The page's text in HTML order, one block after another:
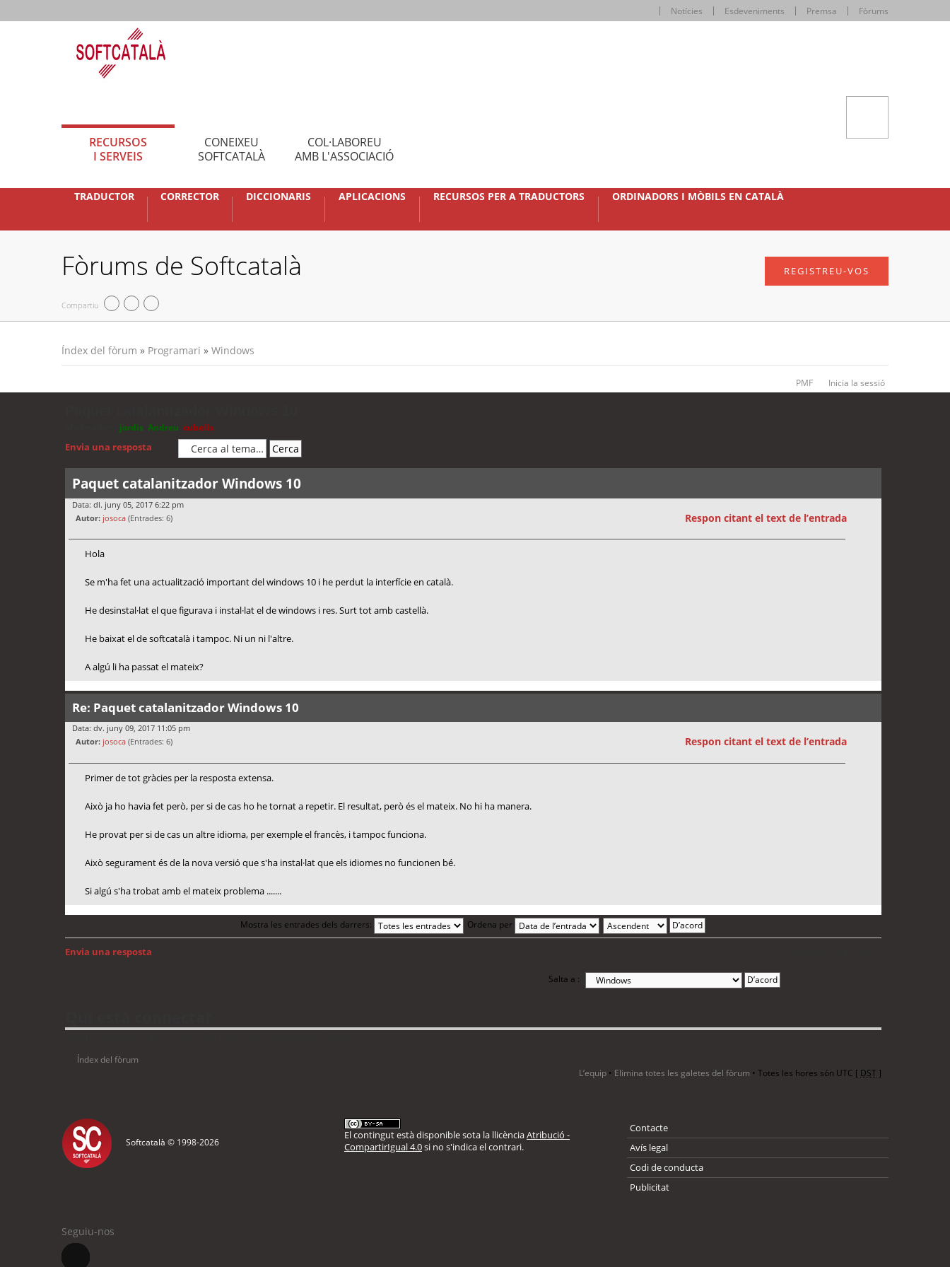
Notícies Esdeveniments Premsa Fòrums
RECURSOS
I SERVEIS
CONEIXEU
SOFTCATALÀ
COL·LABOREU
AMB L'ASSOCIACIÓ
TRADUCTOR CORRECTOR DICCIONARIS APLICACIONS RECURSOS PER A TRADUCTORS ORDINADORS I MÒBILS EN CATALÀ
Fòrums de Softcatalà
Compartiu
REGISTREU-VOS
Índex del fòrum » Programari » Windows
PMF Inicia la sessió
jordis Andreu cubells
Envia una resposta
Paquet catalanitzador Windows 10
Data: dl. juny 05, 2017 6:22 pm
Autor: josoca (Entrades: 6) Respon citant el text de l’entrada
Hola
Se m'ha fet una actualització important del windows 10 i he perdut la interfície en català.
He desinstal·lat el que figurava i instal·lat el de windows i res. Surt tot amb castellà.
He baixat el de softcatalà i tampoc. Ni un ni l'altre.
A algú li ha passat el mateix?
Re: Paquet catalanitzador Windows 10
Data: dv. juny 09, 2017 11:05 pm
Autor: josoca (Entrades: 6) Respon citant el text de l’entrada
Primer de tot gràcies per la resposta extensa.
Això ja ho havia fet però, per si de cas ho he tornat a repetir. El resultat, però és el mateix. No hi ha manera.
He provat per si de cas un altre idioma, per exemple el francès, i tampoc funciona.
Això segurament és de la nova versió que s'ha instal·lat que els idiomes no funcionen bé.
Si algú s'ha trobat amb el mateix problema .......
Mostra les entrades dels darrers: Ordena per
Envia una resposta
Salta a :
Índex del fòrum
L’equip • Elimina totes les galetes del fòrum • Totes les hores són UTC [ DST]
Softcatalà © 1998-2026
El contingut està disponible sota la llicènciaAtribució -
CompartirIgual 4.0si no s'indica el contrari.
Contacte
Avís legal
Codi de conducta
Publicitat
Seguiu-nos